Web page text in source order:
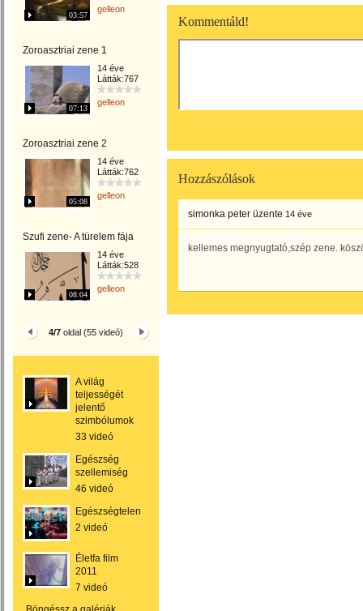
03:57
gelleon
Zoroasztriai zene 1
07:13
14 éve
Látták:767
gelleon
Zoroasztriai zene 2
05:08
14 éve
Látták:762
gelleon
Szufi zene- A türelem fája
08:04
14 éve
Látták:528
gelleon
4/7 oldal (55 videó)
A világ
teljességét
jelentő
szimbólumok
33 videó
Egészség
szellemiség
46 videó
Egészségtelen
2 videó
Életfa film
2011
7 videó
Kommentáld!
Hozzászólások
simonka peter üzente 14 éve
kellemes megnyugtató,szép zene.